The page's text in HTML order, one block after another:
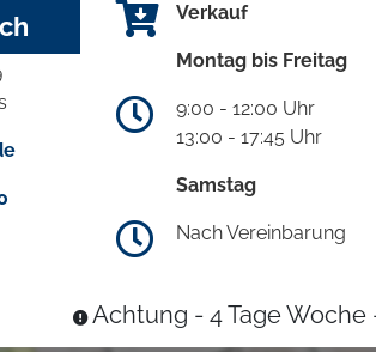
Verkauf
Montag bis Freitag
9:00 - 12:00 Uhr
13:00 - 17:45 Uhr
Samstag
Nach Vereinbarung
Achtung - 4 Tage